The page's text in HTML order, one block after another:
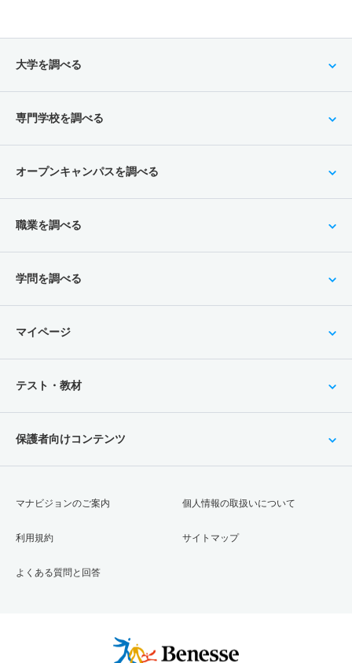
大学を調べる
専門学校を調べる
オープンキャンパスを調べる
職業を調べる
学問を調べる
マイページ
テスト・教材
保護者向けコンテンツ
マナビジョンのご案内
利用規約
よくある質問と回答
個人情報の取扱いについて
サイトマップ